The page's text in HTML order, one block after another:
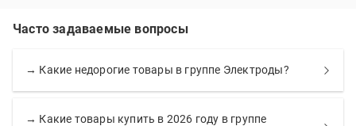
Часто задаваемые вопросы
→ Какие недорогие товары в группе Электроды?
→ Какие товары купить в 2026 году в группе